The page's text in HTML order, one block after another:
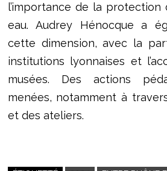
l’importance de la protection
eau. Audrey Hénocque a
cette dimension, avec la
institutions lyonnaises et
musées. Des actions
menées, notamment à
et des ateliers.